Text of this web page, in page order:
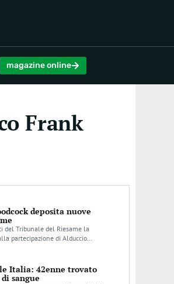
magazine online
Frank
deposita nuove
del Tribunale del Riesame la
partecipazione di Alduccio…
Italia: 42enne trovato
sangue